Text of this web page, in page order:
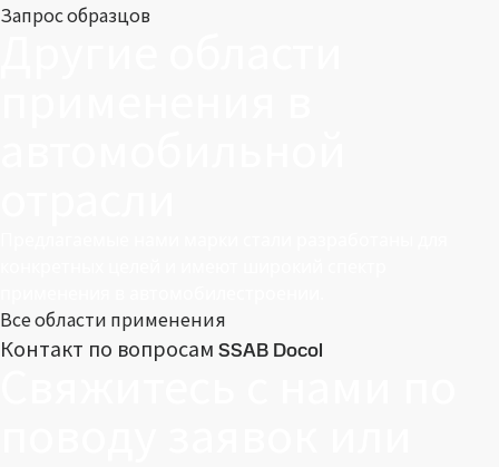
Запрос образцов
Все области применения
Контакт по вопросам SSAB Docol